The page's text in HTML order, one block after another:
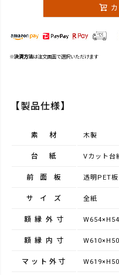
※決済方法は注文画面で選択いただけます
【製品仕様】
素材 木製
台紙 Vカット台
前面板 透明PET
サイズ 全紙
額縁外寸
額縁内寸
マット外寸